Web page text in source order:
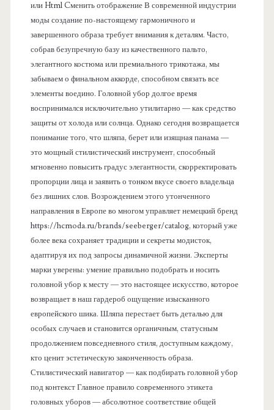
или Html Cменить отображение В современной индустрии
моды создание по-настоящему гармоничного и
завершенного образа требует внимания к деталям. Часто,
собрав безупречную базу из качественного пальто,
элегантного костюма или премиального трикотажа, мы
забываем о финальном аккорде, способном связать все
элементы воедино. Головной убор долгое время
воспринимался исключительно утилитарно — как средство
защиты от холода или солнца. Однако сегодня возвращается
понимание того, что шляпа, берет или изящная панама —
это мощный стилистический инструмент, способный
мгновенно повысить градус элегантности, скорректировать
пропорции лица и заявить о тонком вкусе своего владельца
без лишних слов. Возрождением этого утонченного
направления в Европе во многом управляет немецкий бренд
https://hcmoda.ru/brands/seeberger/catalog, который уже
более века сохраняет традиции и секреты модисток,
адаптируя их под запросы динамичной жизни. Эксперты
марки уверены: умение правильно подобрать и носить
головной убор к месту — это настоящее искусство, которое
возвращает в наш гардероб ощущение изысканного
европейского шика. Шляпа перестает быть деталью для
особых случаев и становится органичным, статусным
продолжением повседневного стиля, доступным каждому,
кто ценит эстетическую законченность образа.
Стилистический навигатор — как подбирать головной убор
под контекст Главное правило современного этикета
головных уборов — абсолютное соответствие общей